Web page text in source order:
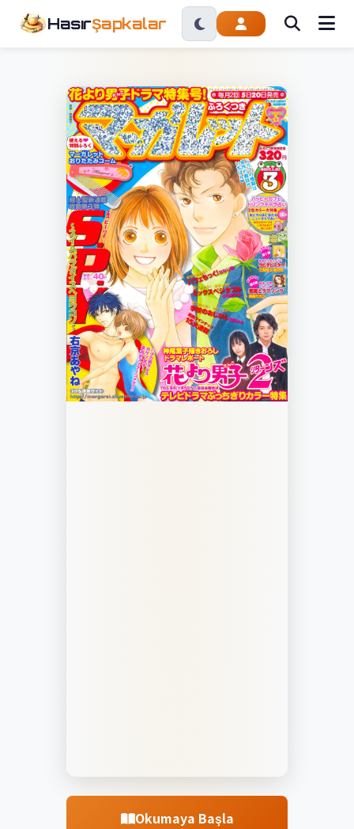
HasırŞapkalar
Okumaya Başla